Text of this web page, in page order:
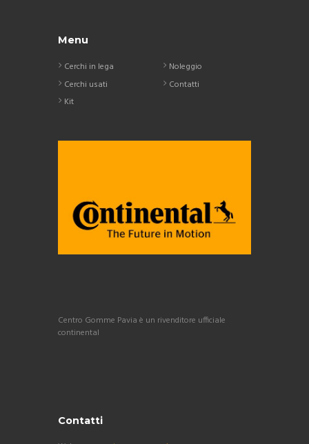
Menu
Cerchi in lega
Cerchi usati
Kit
Noleggio
Contatti
Centro Gomme Pavia è un rivenditore ufficiale
continental
Contatti